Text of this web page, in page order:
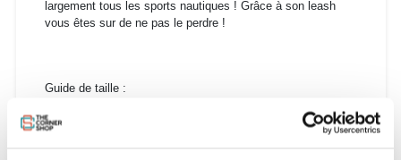
largement tous les sports nautiques ! Grâce à son leash
vous êtes sur de ne pas le perdre !
Guide de taille :